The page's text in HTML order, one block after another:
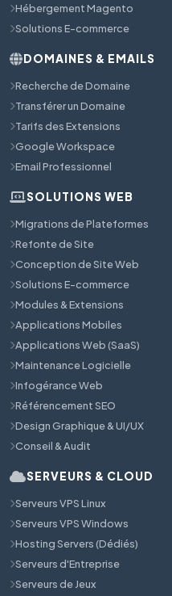
Hébergement Magento
Solutions E-commerce
DOMAINES & EMAILS
Recherche de Domaine
Transférer un Domaine
Tarifs des Extensions
Google Workspace
Email Professionnel
SOLUTIONS WEB
Migrations de Plateformes
Refonte de Site
Conception de Site Web
Solutions E-commerce
Modules & Extensions
Applications Mobiles
Applications Web (SaaS)
Maintenance Logicielle
Infogérance Web
Référencement SEO
Design Graphique & UI/UX
Conseil & Audit
SERVEURS & CLOUD
Serveurs VPS Linux
Serveurs VPS Windows
Hosting Servers (Dédiés)
Serveurs d'Entreprise
Serveurs de Jeux